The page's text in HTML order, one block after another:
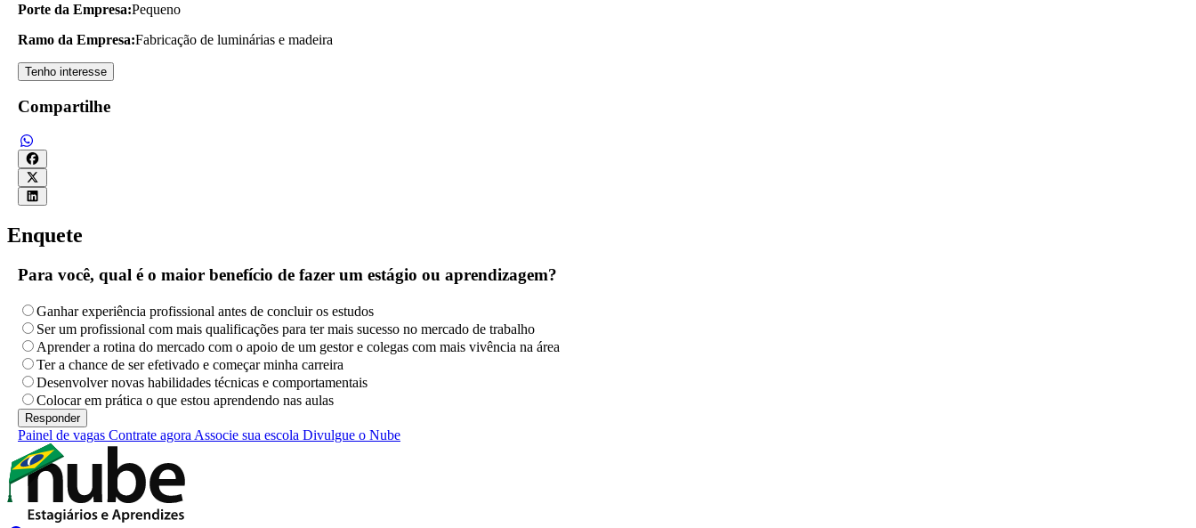
Porte da Empresa:Pequeno
Ramo da Empresa:Fabricação de luminárias e madeira
Tenho interesse
Compartilhe
Enquete
Para você, qual é o maior benefício de fazer um estágio ou aprendizagem?
Ganhar experiência profissional antes de concluir os estudos
Ser um profissional com mais qualificações para ter mais sucesso no mercado de trabalho
Aprender a rotina do mercado com o apoio de um gestor e colegas com mais vivência na área
Ter a chance de ser efetivado e começar minha carreira
Desenvolver novas habilidades técnicas e comportamentais
Colocar em prática o que estou aprendendo nas aulas
Painel de vagas Contrate agora Associe sua escola Divulgue o Nube